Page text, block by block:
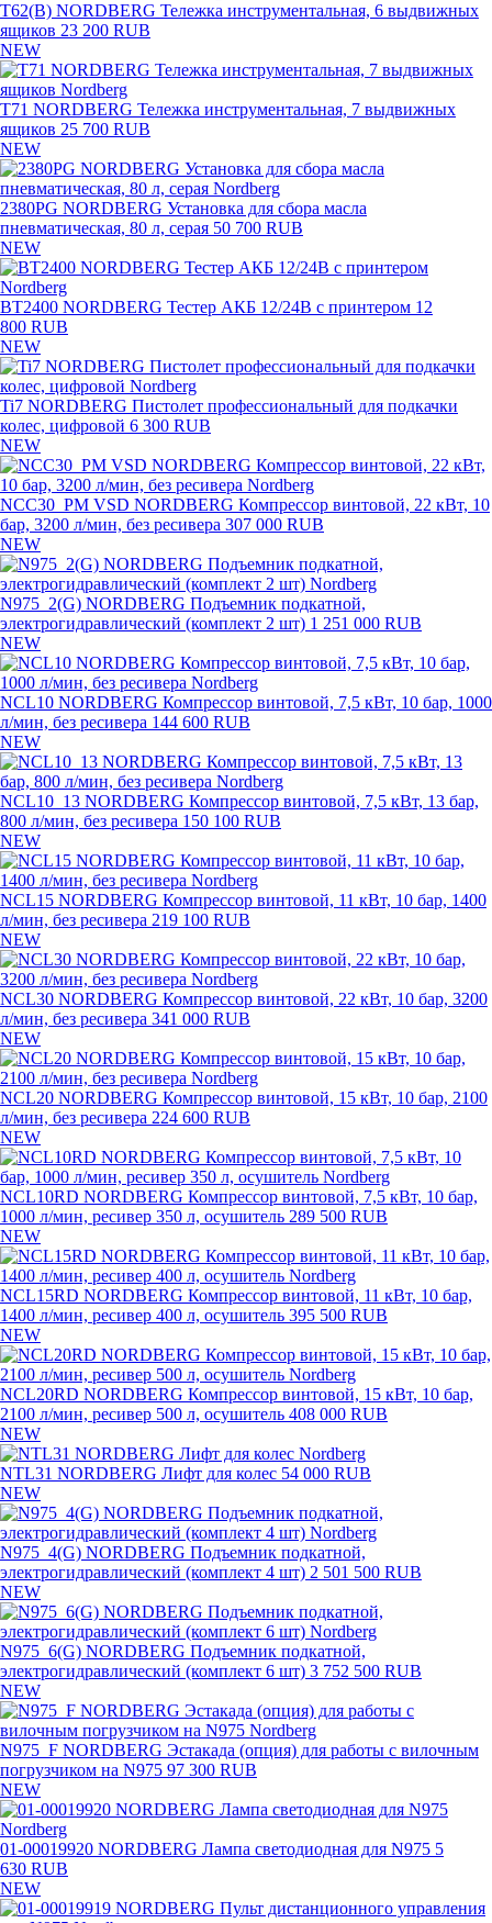
T62(B) NORDBERG Тележка инструментальная, 6 выдвижных
ящиков 23 200 RUB
NEW
T71 NORDBERG Тележка инструментальная, 7 выдвижных
ящиков 25 700 RUB
NEW
2380PG NORDBERG Установка для сбора масла
пневматическая, 80 л, серая 50 700 RUB
NEW
BT2400 NORDBERG Тестер АКБ 12/24В с принтером 12
800 RUB
NEW
Ti7 NORDBERG Пистолет профессиональный для подкачки
колес, цифровой 6 300 RUB
NEW
NCC30_PM VSD NORDBERG Компрессор винтовой, 22 кВт, 10
бар, 3200 л/мин, без ресивера 307 000 RUB
NEW
N975_2(G) NORDBERG Подъемник подкатной,
электрогидравлический (комплект 2 шт) 1 251 000 RUB
NEW
NCL10 NORDBERG Компрессор винтовой, 7,5 кВт, 10 бар, 1000
л/мин, без ресивера 144 600 RUB
NEW
NCL10_13 NORDBERG Компрессор винтовой, 7,5 кВт, 13 бар,
800 л/мин, без ресивера 150 100 RUB
NEW
NCL15 NORDBERG Компрессор винтовой, 11 кВт, 10 бар, 1400
л/мин, без ресивера 219 100 RUB
NEW
NCL30 NORDBERG Компрессор винтовой, 22 кВт, 10 бар, 3200
л/мин, без ресивера 341 000 RUB
NEW
NCL20 NORDBERG Компрессор винтовой, 15 кВт, 10 бар, 2100
л/мин, без ресивера 224 600 RUB
NEW
NCL10RD NORDBERG Компрессор винтовой, 7,5 кВт, 10 бар,
1000 л/мин, ресивер 350 л, осушитель 289 500 RUB
NEW
NCL15RD NORDBERG Компрессор винтовой, 11 кВт, 10 бар,
1400 л/мин, ресивер 400 л, осушитель 395 500 RUB
NEW
NCL20RD NORDBERG Компрессор винтовой, 15 кВт, 10 бар,
2100 л/мин, ресивер 500 л, осушитель 408 000 RUB
NEW
NTL31 NORDBERG Лифт для колес 54 000 RUB
NEW
N975_4(G) NORDBERG Подъемник подкатной,
электрогидравлический (комплект 4 шт) 2 501 500 RUB
NEW
N975_6(G) NORDBERG Подъемник подкатной,
электрогидравлический (комплект 6 шт) 3 752 500 RUB
NEW
N975_F NORDBERG Эстакада (опция) для работы с вилочным
погрузчиком на N975 97 300 RUB
NEW
01-00019920 NORDBERG Лампа светодиодная для N975 5
630 RUB
NEW